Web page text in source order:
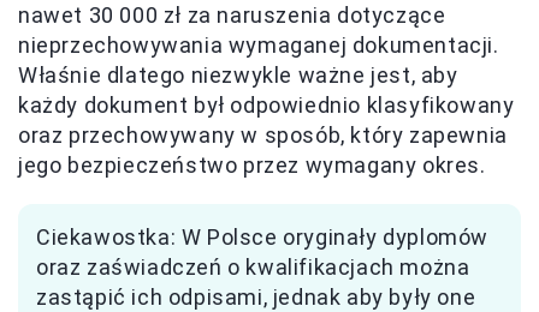
nawet 30 000 zł za naruszenia dotyczące
nieprzechowywania wymaganej dokumentacji.
Właśnie dlatego niezwykle ważne jest, aby
każdy dokument był odpowiednio klasyfikowany
oraz przechowywany w sposób, który zapewnia
jego bezpieczeństwo przez wymagany okres.
Ciekawostka: W Polsce oryginały dyplomów
oraz zaświadczeń o kwalifikacjach można
zastąpić ich odpisami, jednak aby były one